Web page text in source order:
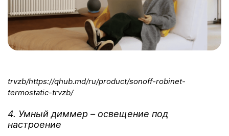
trvzb/https://qhub.md/ru/product/sonoff-robinet-
termostatic-trvzb/
4. Умный диммер – освещение под
настроение